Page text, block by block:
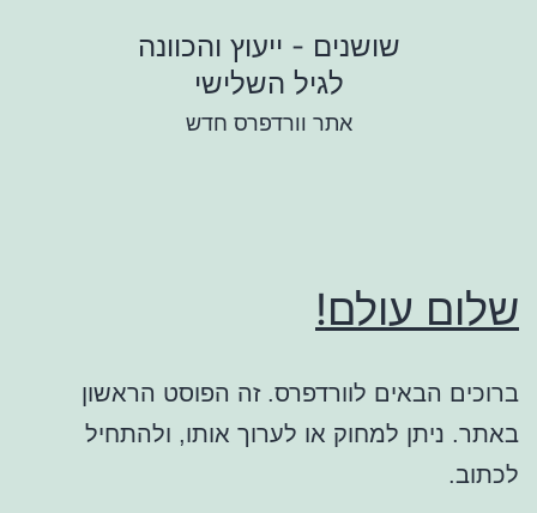
שושנים - ייעוץ והכוונה
לגיל השלישי
אתר וורדפרס חדש
שלום עולם!
ברוכים הבאים לוורדפרס. זה הפוסט הראשון
באתר. ניתן למחוק או לערוך אותו, ולהתחיל
לכתוב.